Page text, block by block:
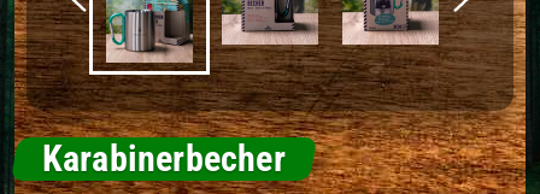
Karabinerbecher